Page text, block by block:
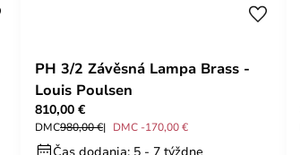
PH 3/2 Závěsná Lampa Brass -
Louis Poulsen
810,00 €
DMC980,00 € DMC -170,00 €
Čas dodania: 5 - 7 týždne